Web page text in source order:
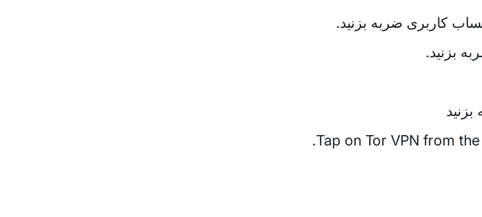
کاربری ضربه بزنید.
بزنید.
Tap on Tor VPN from